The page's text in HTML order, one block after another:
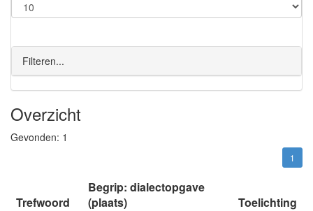
Filteren...
Overzicht
Gevonden: 1
1
Trefwoord
Begrip: dialectopgave
(plaats)
Toelichting